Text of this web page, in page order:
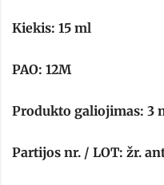
Kiekis: 15 ml
PAO: 12M
Produkto galiojimas: 3
Partijos nr. / LOT: žr.